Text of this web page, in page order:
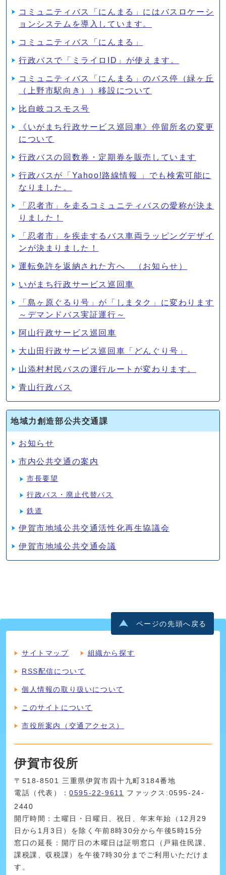
コミュニティバス「にんまる」にはバスロケーシ
ョンシステムを導入しています。
コミュニティバス「にんまる」
行政バスで「ミライロID」が使えます。
コミュニティバス「にんまる」のバス停（緑ヶ丘
（上野市駅向き））移設について
比自岐コスモス号
《いがまち行政サービス巡回車》停留所名の変更
について
行政バスの回数券・定期券を販売しています
行政バスが「Yahoo!路線情報 」でも検索可能に
なりました。
「忍者市」を走るコミュニティバスの愛称が決ま
りました！
「忍者市」を疾走するバス車両ラッピングデザイ
ンが決まりました！
運転免許を返納された方へ （お知らせ）
いがまち行政サービス巡回車
「島ヶ原ぐるり号」が「しまタク」に変わります
～デマンドバス実証運行～
阿山行政サービス巡回車
大山田行政サービス巡回車「どんぐり号」
山添村村民バスの運行ルートが変わります。
青山行政バス
地域力創造部公共交通課
お知らせ
市内公共交通の案内
市長要望
行政バス・廃止代替バス
鉄道
伊賀市地域公共交通活性化再生協議会
伊賀市地域公共交通会議
ページの先頭へ戻る
サイトマップ 組織から探す
RSS配信について
個人情報の取り扱いについて
このサイトについて
市役所案内（交通アクセス）
伊賀市役所
〒518-8501 三重県伊賀市四十九町3184番地
電話（代表）：0595-22-9611
ファックス:0595-24-
2440
開庁時間：土曜日・日曜日、祝日、年末年始（12月29
日から1月3日）を除く午前8時30分から午後5時15分
窓口の延長：開庁日の木曜日は証明窓口（戸籍住民課、
課税課、収税課）を午後7時30分までご利用いただけま
す。